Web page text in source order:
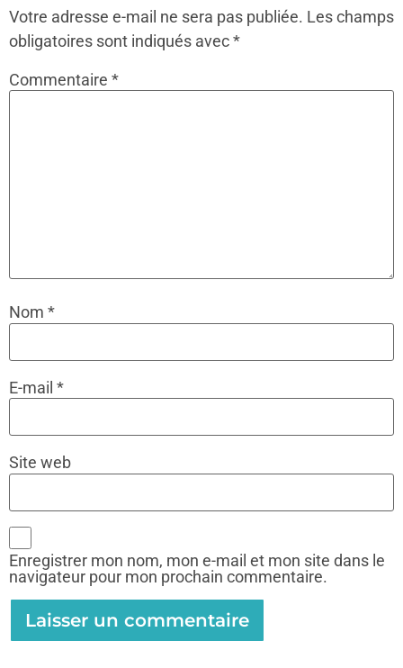
Votre adresse e-mail ne sera pas publiée. Les champs
obligatoires sont indiqués avec*
Commentaire *
Nom *
E-mail *
Site web
Enregistrer mon nom, mon e-mail et mon site dans le
navigateur pour mon prochain commentaire.